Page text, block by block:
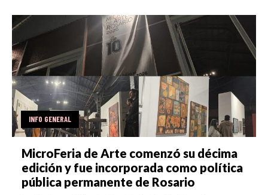
INFO GENERAL
MicroFeria de Arte comenzó su décima
edición y fue incorporada como política
pública permanente de Rosario